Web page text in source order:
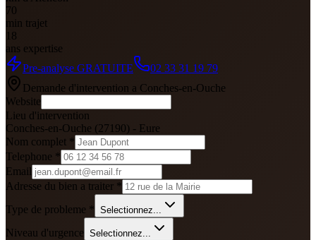
70
min trajet
18
ans expertise
Pre-analyse GRATUITE
02 33 31 19 79
Demande d'intervention a Conches-en-Ouche
Website
Lieu d'intervention
Conches-en-Ouche (27190) - Eure
Nom complet *
Telephone *
Email
Adresse du bien a traiter *
Type de probleme * Selectionnez...
Niveau d'urgence Selectionnez...